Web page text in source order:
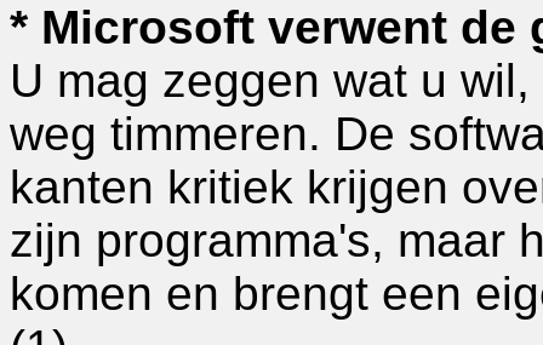
* Microsoft verwent de
U mag zeggen wat u
weg timmeren. De
kanten kritiek krijgen
zijn programma's, maar
komen en brengt een